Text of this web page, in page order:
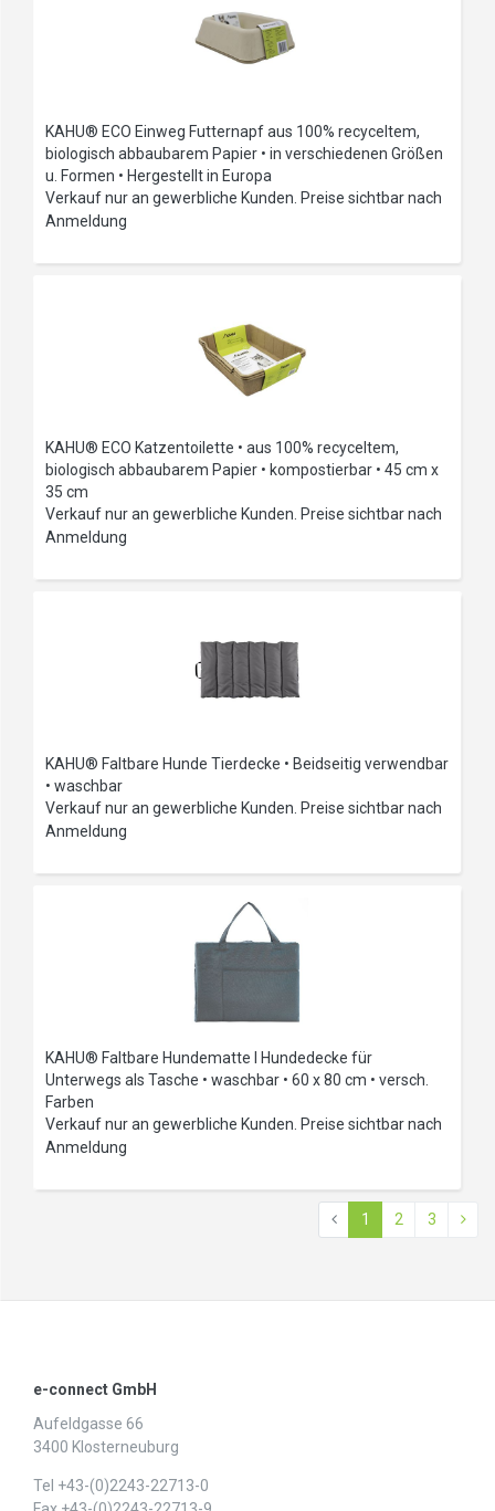
KAHU® ECO Einweg Futternapf aus 100% recyceltem,
biologisch abbaubarem Papier • in verschiedenen Größen
u. Formen • Hergestellt in Europa
Verkauf nur an gewerbliche Kunden. Preise sichtbar nach
Anmeldung
KAHU® ECO Katzentoilette • aus 100% recyceltem,
biologisch abbaubarem Papier • kompostierbar • 45 cm x
35 cm
Verkauf nur an gewerbliche Kunden. Preise sichtbar nach
Anmeldung
KAHU® Faltbare Hunde Tierdecke • Beidseitig verwendbar
• waschbar
Verkauf nur an gewerbliche Kunden. Preise sichtbar nach
Anmeldung
KAHU® Faltbare Hundematte I Hundedecke für
Unterwegs als Tasche • waschbar • 60 x 80 cm • versch.
Farben
Verkauf nur an gewerbliche Kunden. Preise sichtbar nach
Anmeldung
1 2 3
e-connect GmbH
Aufeldgasse 66
3400 Klosterneuburg
Tel +43-(0)2243-22713-0